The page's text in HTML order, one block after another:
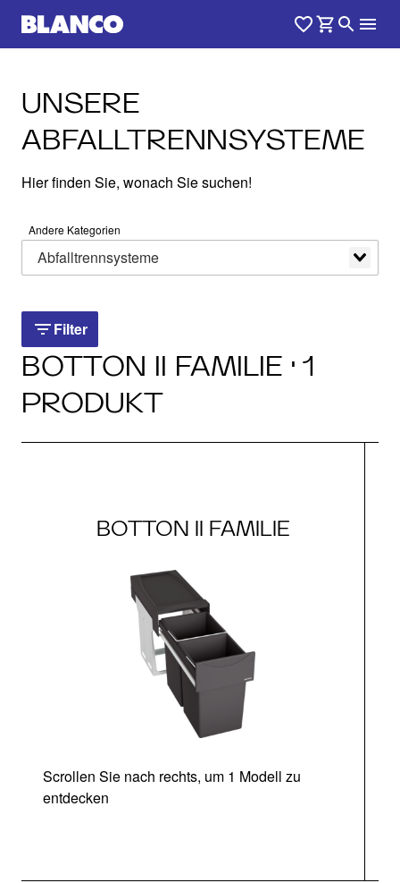
UNSERE
ABFALLTRENNSYSTEME
Hier finden Sie, wonach Sie suchen!
Andere Kategorien
Abfalltrennsysteme
Filter
Filter
BOTTON II FAMILIE · 1
PRODUKT
BOTTON II FAMILIE
Scrollen Sie nach rechts, um 1 Modell zu
entdecken